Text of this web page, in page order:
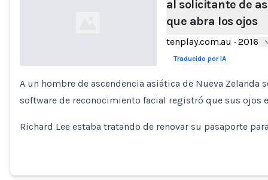
al solicitante de
que abra los ojos
tenplay.com.au · 2016
Traducido por IA
A un hombre de ascendencia asiática de Nueva Zelanda
software de reconocimiento facial registró que sus ojos
Richard Lee estaba tratando de renovar su pasaporte